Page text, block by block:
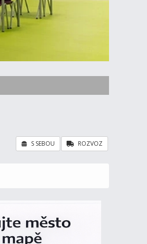
ROZVOZ
S SEBOU